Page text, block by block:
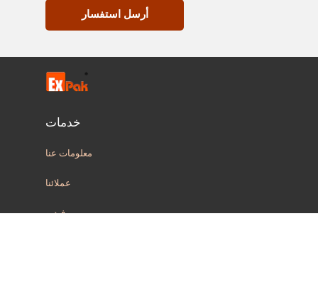
أرسل استفسار
خدمات
معلومات عنا
عملائنا
فيديو